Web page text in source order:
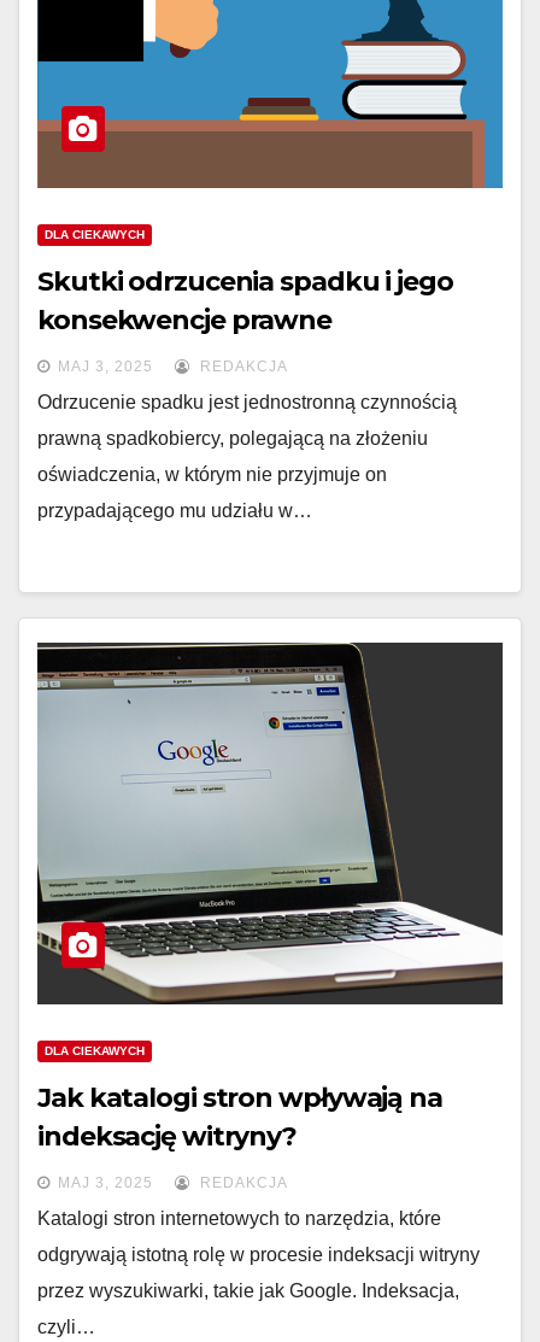
DLA CIEKAWYCH
Skutki odrzucenia spadku i jego
konsekwencje prawne
MAJ 3, 2025 REDAKCJA
Odrzucenie spadku jest jednostronną czynnością
prawną spadkobiercy, polegającą na złożeniu
oświadczenia, w którym nie przyjmuje on
przypadającego mu udziału w…
DLA CIEKAWYCH
Jak katalogi stron wpływają na
indeksację witryny?
MAJ 3, 2025 REDAKCJA
Katalogi stron internetowych to narzędzia, które
odgrywają istotną rolę w procesie indeksacji witryny
przez wyszukiwarki, takie jak Google. Indeksacja,
czyli…